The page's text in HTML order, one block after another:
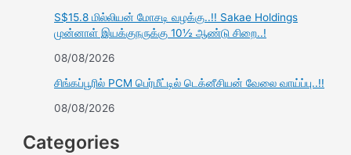
S$15.8 மில்லியன் மோசடி வழக்கு..!! Sakae Holdings
முன்னாள் இயக்குநருக்கு 10½ ஆண்டு சிறை..!
08/08/2026
சிங்கப்பூரில் PCM பெர்மீட்டில் டெக்னீசியன் வேலை வாய்ப்பு..!!
08/08/2026
Categories